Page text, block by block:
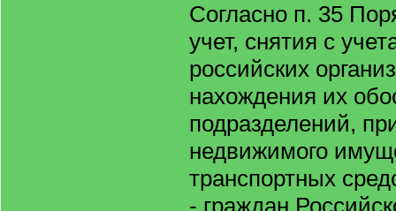
Согласно п. 35
учет, снятия с
российских
нахождения их
подразделений,
недвижимого
транспортных
- граждан